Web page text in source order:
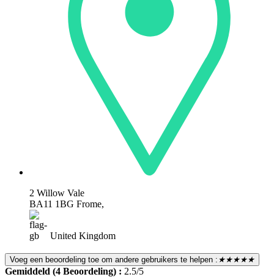
2 Willow Vale
BA11 1BG Frome,
United Kingdom
Voeg een beoordeling toe om andere gebruikers te helpen : ★★★★★
Gemiddeld (4 Beoordeling) : 2.5/5